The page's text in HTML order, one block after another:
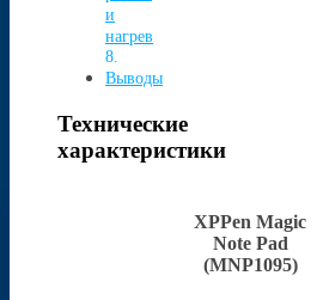
и
нагрев
Выводы
Технические
характеристики
XPPen Magic
Note Pad
(MNP1095)